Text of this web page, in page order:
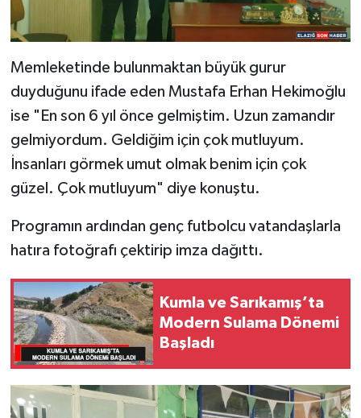
Memleketinde bulunmaktan büyük gurur
duyduğunu ifade eden Mustafa Erhan Hekimoğlu
ise "En son 6 yıl önce gelmiştim. Uzun zamandır
gelmiyordum. Geldiğim için çok mutluyum.
İnsanları görmek umut olmak benim için çok
güzel. Çok mutluyum" diye konuştu.
Programın ardından genç futbolcu vatandaşlarla
hatıra fotoğrafı çektirip imza dağıttı.
Kumla ve Sarıkamış’ta
Modern Sulama Dönemi
Başladı